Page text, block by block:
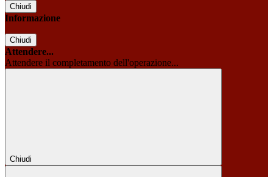
Chiudi
Informazione
Chiudi
Attendere...
Attendere il completamento dell'operazione...
Chiudi